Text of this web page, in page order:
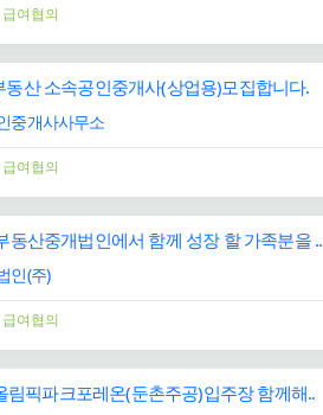
급여협의
동산 소속공인중개사(상업용)모집합니다.
중개사사무소
급여협의
동산중개법인에서 함께 성장 할 가족분을 ..
인(주)
급여협의
림픽파크포레온(둔촌주공)입주장 함께해..